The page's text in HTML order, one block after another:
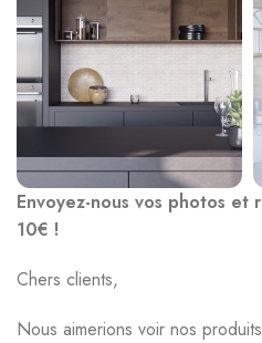
Envoyez-nous vos photos et
10€ !
Chers clients,
Nous aimerions voir nos